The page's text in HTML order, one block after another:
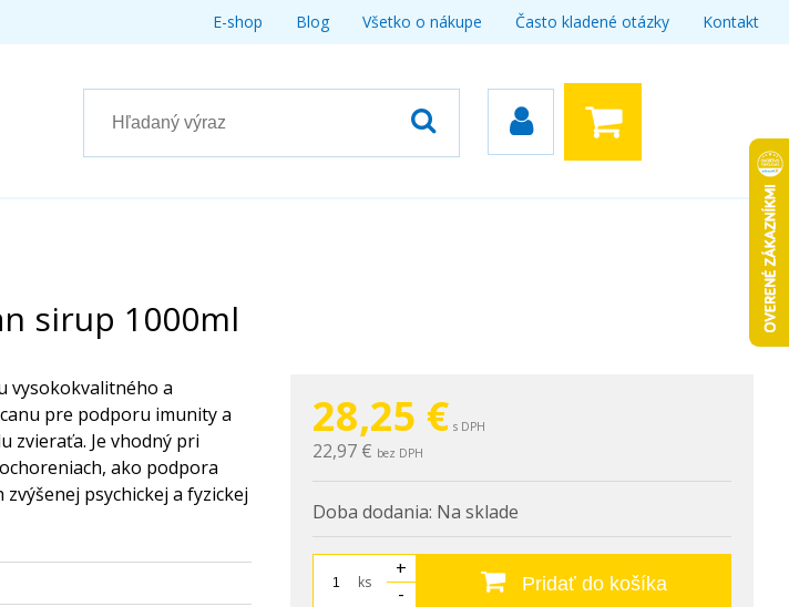
E-shop Blog Všetko o nákupe Často kladené otázky Kontakt
sirup 1000ml
28,25 € s DPH
22,97 € bez DPH
Doba dodania: Na sklade
ks
+
-
Pridať do košíka
vysokokvalitného a
pre podporu imunity a
zvieraťa. Je vhodný pri
ako podpora
psychickej a fyzickej